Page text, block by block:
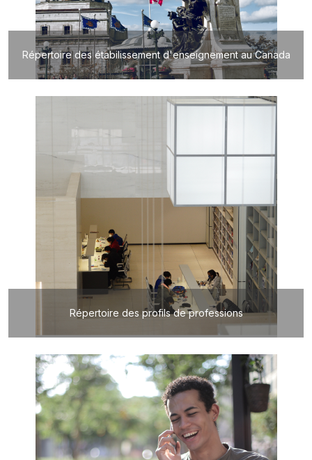
Répertoire des étabilissement d'enseignement au Canada
Répertoire des profils de professions